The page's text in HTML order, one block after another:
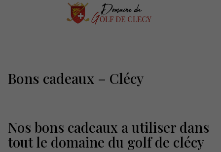
Bons cadeaux – Clécy
Nos bons cadeaux a utiliser dans
tout le domaine du golf de clécy